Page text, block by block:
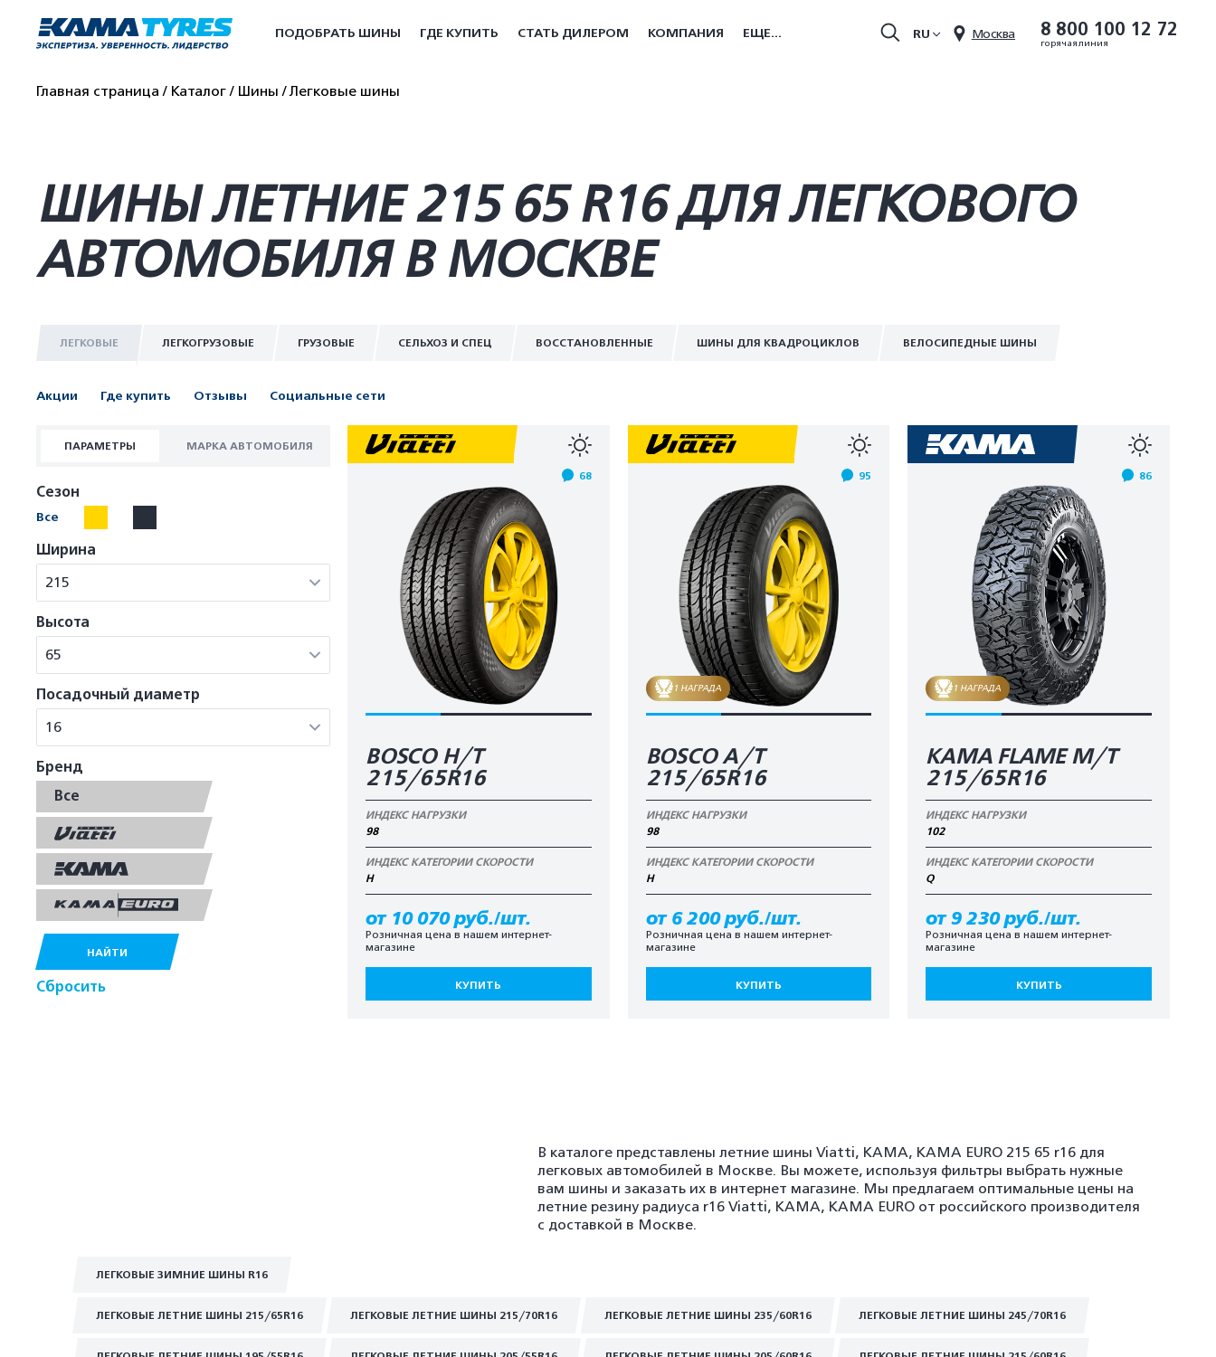
8 800 100 12 72
горячая линия
Москва
RU
ПОДОБРАТЬ ШИНЫ ГДЕ КУПИТЬ СТАТЬ ДИЛЕРОМ КОМПАНИЯ ЕЩЕ...
Главная страница Каталог Шины Легковые шины
ШИНЫ ЛЕТНИЕ 215 65 R16 ДЛЯ ЛЕГКОВОГО
АВТОМОБИЛЯ В МОСКВЕ
ЛЕГКОВЫЕ ЛЕГКОГРУЗОВЫЕ ГРУЗОВЫЕ СЕЛЬХОЗ И СПЕЦ ВОССТАНОВЛЕННЫЕ ШИНЫ ДЛЯ КВАДРОЦИКЛОВ ВЕЛОСИПЕДНЫЕ ШИНЫ
Акции Где купить Отзывы Социальные сети
ПАРАМЕТРЫ МАРКА АВТОМОБИЛЯ
Сезон
Все
Ширина
215
Высота
65
Посадочный диаметр
16
Бренд
Все
НАЙТИ
Сбросить
68
BOSCO H/T
215/65R16
ИНДЕКС НАГРУЗКИ
98
ИНДЕКС КАТЕГОРИИ СКОРОСТИ
H
от 10 070 руб./шт.
Розничная цена в нашем интернет-
магазине
КУПИТЬ
95
1 НАГРАДА
BOSCO A/T
215/65R16
ИНДЕКС НАГРУЗКИ
98
ИНДЕКС КАТЕГОРИИ СКОРОСТИ
H
от 6 200 руб./шт.
Розничная цена в нашем интернет-
магазине
КУПИТЬ
86
1 НАГРАДА
KAMA FLAME М/T
215/65R16
ИНДЕКС НАГРУЗКИ
102
ИНДЕКС КАТЕГОРИИ СКОРОСТИ
Q
от 9 230 руб./шт.
Розничная цена в нашем интернет-
магазине
КУПИТЬ
В каталоге представлены летние шины Viatti, KAMA, KAMA EURO 215 65 r16 для
легковых автомобилей в Москве. Вы можете, используя фильтры выбрать нужные
вам шины и заказать их в интернет магазине. Мы предлагаем оптимальные цены на
летние резину радиуса r16 Viatti, KAMA, KAMA EURO от российского производителя
с доставкой в Москве.
ЛЕГКОВЫЕ ЗИМНИЕ ШИНЫ R16
ЛЕГКОВЫЕ ЛЕТНИЕ ШИНЫ 215/65R16 ЛЕГКОВЫЕ ЛЕТНИЕ ШИНЫ 215/70R16 ЛЕГКОВЫЕ ЛЕТНИЕ ШИНЫ 235/60R16 ЛЕГКОВЫЕ ЛЕТНИЕ ШИНЫ 245/70R16